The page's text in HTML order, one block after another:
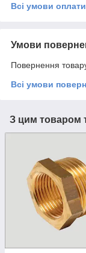
Всі умови оплати
Умови
Повернення
Всі умови
З цим товаром